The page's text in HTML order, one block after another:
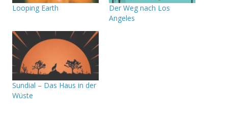
Looping Earth
Der Weg nach Los
Angeles
Sundial – Das Haus in der
Wüste